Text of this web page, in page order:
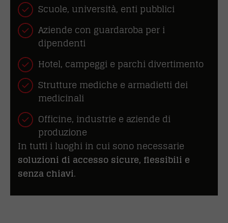
Scuole, università, enti pubblici
Aziende con guardaroba per i
dipendenti
Hotel, campeggi e parchi divertimento
Strutture mediche e armadietti dei
medicinali
Officine, industrie e aziende di
produzione
In tutti i luoghi in cui sono necessarie
soluzioni di accesso sicure, flessibili e
senza chiavi.